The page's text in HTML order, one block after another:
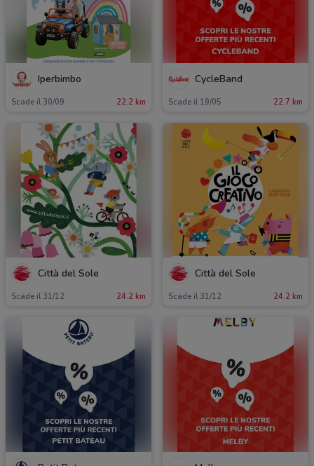
Iperbimbo
Scade il 30/09 22.2 km
CycleBand
Scade il 19/05 22.7 km
Città del Sole
Scade il 31/12 24.2 km
Città del Sole
Scade il 31/12 24.2 km